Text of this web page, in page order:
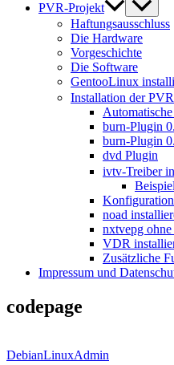
PVR-Projekt
Haftungsausschluss
Die Hardware
Vorgeschichte
Die Software
GentooLinux
Installation der
burn-Plugin
burn-Plugin
dvd Plugin
ivtv-Treiber
noad
nxtvepg
VDR
Zusätzliche
Impressum und
codepage
DebianLinuxAdmin